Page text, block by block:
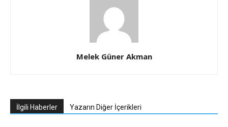
Melek Güner Akman
İlgili Haberler Yazarın Diğer İçerikleri